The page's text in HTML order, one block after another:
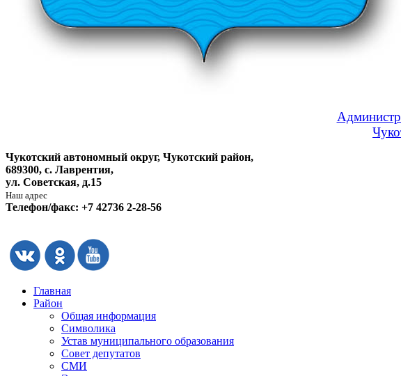
Чукотский автономный округ, Чукотский район,
689300, с. Лаврентия,
ул. Советская, д.15
Наш адрес
Телефон/факс: +7 42736 2-28-56
Главная
Район
Общая информация
Символика
Устав муниципального образования
Совет депутатов
СМИ